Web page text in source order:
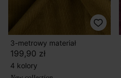
3-metrowy materiał
199,90 zł
4 kolory